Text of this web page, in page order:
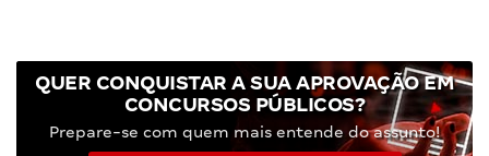
QUER CONQUISTAR A SUA APROVAÇÃO EM
CONCURSOS PÚBLICOS?
Prepare-se com quem mais entende do assunto!